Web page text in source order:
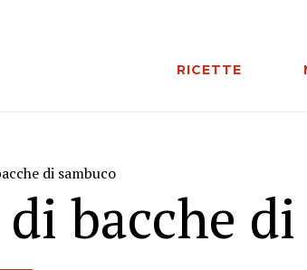
RICETTE
di sambuco
bacche